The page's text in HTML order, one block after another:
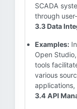
SCADA
through
3.3 Data
Examples:
Open
tools
various
applications,
3.4 API